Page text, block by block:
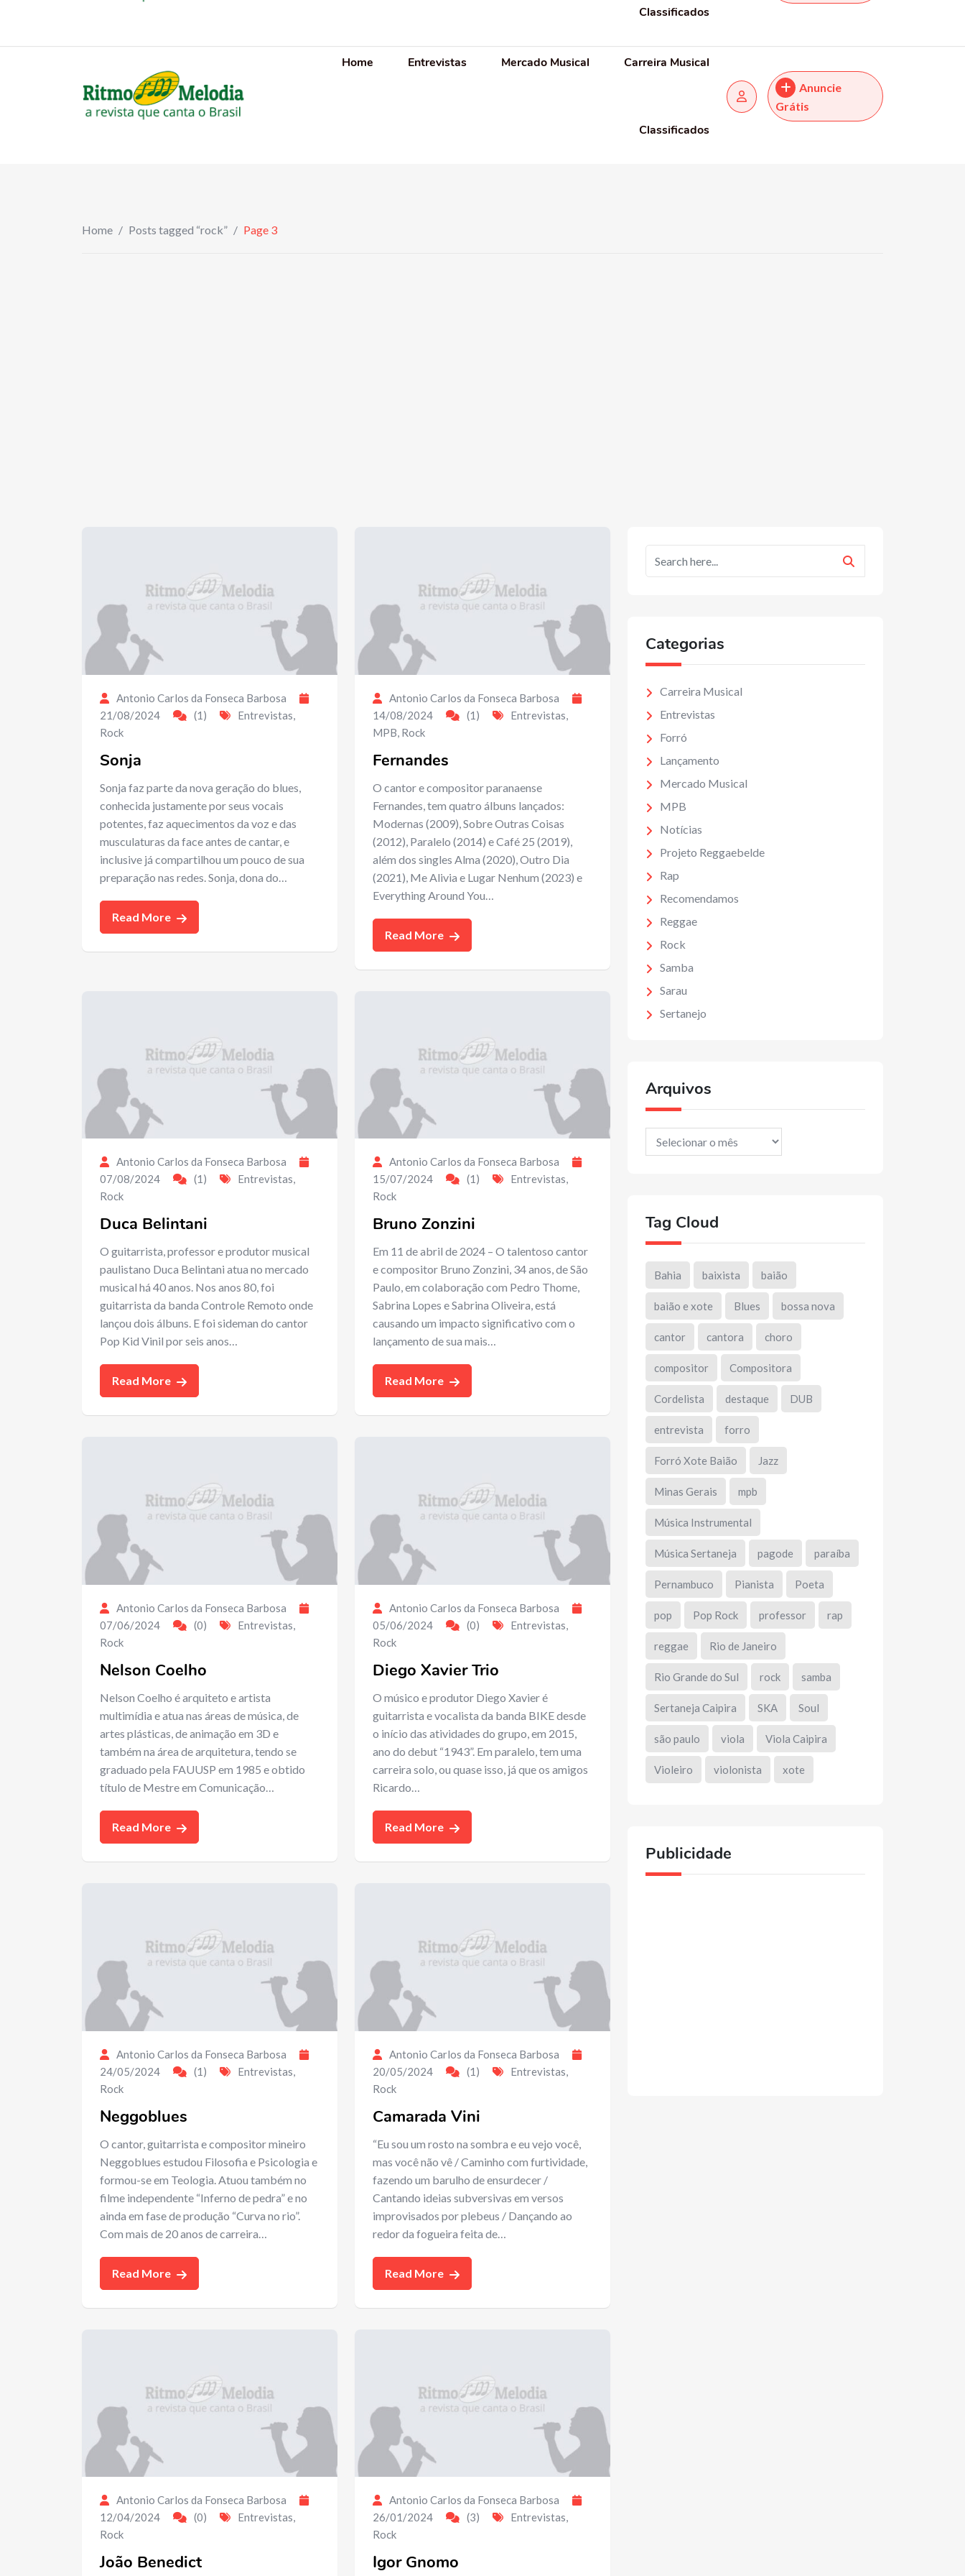
Home Entrevistas Mercado Musical Carreira Musical
Classificados
Anuncie
Grátis
Home / Posts tagged “rock” / Page 3
Antonio Carlos da Fonseca Barbosa
21/08/2024
(1) Entrevistas,
Rock
Sonja
Sonja faz parte da nova geração do blues,
conhecida justamente por seus vocais
potentes, faz aquecimentos da voz e das
musculaturas da face antes de cantar, e
inclusive já compartilhou um pouco de sua
preparação nas redes. Sonja, dona do…
Read More
Antonio Carlos da Fonseca Barbosa
14/08/2024
(1) Entrevistas,
MPB, Rock
Fernandes
O cantor e compositor paranaense
Fernandes, tem quatro álbuns lançados:
Modernas (2009), Sobre Outras Coisas
(2012), Paralelo (2014) e Café 25 (2019),
além dos singles Alma (2020), Outro Dia
(2021), Me Alivia e Lugar Nenhum (2023) e
Everything Around You…
Read More
Antonio Carlos da Fonseca Barbosa
07/08/2024
(1) Entrevistas,
Rock
Duca Belintani
O guitarrista, professor e produtor musical
paulistano Duca Belintani atua no mercado
musical há 40 anos. Nos anos 80, foi
guitarrista da banda Controle Remoto onde
lançou dois álbuns. E foi sideman do cantor
Pop Kid Vinil por seis anos…
Read More
Antonio Carlos da Fonseca Barbosa
15/07/2024
(1) Entrevistas,
Rock
Bruno Zonzini
Em 11 de abril de 2024 – O talentoso cantor
e compositor Bruno Zonzini, 34 anos, de São
Paulo, em colaboração com Pedro Thome,
Sabrina Lopes e Sabrina Oliveira, está
causando um impacto significativo com o
lançamento de sua mais…
Read More
Antonio Carlos da Fonseca Barbosa
07/06/2024
(0) Entrevistas,
Rock
Nelson Coelho
Nelson Coelho é arquiteto e artista
multimídia e atua nas áreas de música, de
artes plásticas, de animação em 3D e
também na área de arquitetura, tendo se
graduado pela FAUUSP em 1985 e obtido
título de Mestre em Comunicação…
Read More
Antonio Carlos da Fonseca Barbosa
05/06/2024
(0) Entrevistas,
Rock
Diego Xavier Trio
O músico e produtor Diego Xavier é
guitarrista e vocalista da banda BIKE desde
o início das atividades do grupo, em 2015,
ano do debut “1943”. Em paralelo, tem uma
carreira solo, ou quase isso, já que os amigos
Ricardo…
Read More
Antonio Carlos da Fonseca Barbosa
24/05/2024
(1) Entrevistas,
Rock
Neggoblues
O cantor, guitarrista e compositor mineiro
Neggoblues estudou Filosofia e Psicologia e
formou-se em Teologia. Atuou também no
filme independente “Inferno de pedra” e no
ainda em fase de produção “Curva no rio”.
Com mais de 20 anos de carreira…
Read More
Antonio Carlos da Fonseca Barbosa
20/05/2024
(1) Entrevistas,
Rock
Camarada Vini
“Eu sou um rosto na sombra e eu vejo você,
mas você não vê / Caminho com furtividade,
fazendo um barulho de ensurdecer /
Cantando ideias subversivas em versos
improvisados por plebeus / Dançando ao
redor da fogueira feita de…
Read More
Antonio Carlos da Fonseca Barbosa
12/04/2024
(0) Entrevistas,
Rock
João Benedict
Antonio Carlos da Fonseca Barbosa
26/01/2024
(3) Entrevistas,
Rock
Igor Gnomo
Categorias
Carreira Musical
Entrevistas
Forró
Lançamento
Mercado Musical
MPB
Notícias
Projeto Reggaebelde
Rap
Recomendamos
Reggae
Rock
Samba
Sarau
Sertanejo
Arquivos
Arquivos
Tag Cloud
Bahia baixista baião
baião e xote Blues bossa nova
cantor cantora choro
compositor Compositora
Cordelista destaque DUB
entrevista forro
Forró Xote Baião Jazz
Minas Gerais mpb
Música Instrumental
Música Sertaneja pagode paraíba
Pernambuco Pianista Poeta
pop Pop Rock professor rap
reggae Rio de Janeiro
Rio Grande do Sul rock samba
Sertaneja Caipira SKA Soul
são paulo viola Viola Caipira
Violeiro violonista xote
Publicidade
Classificados